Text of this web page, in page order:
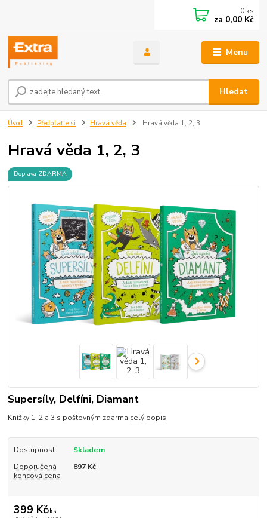
Menu
Hledat
0 ks
za 0,00 Kč
Úvod Předplaťte si Hravá věda Hravá věda 1, 2, 3
Hravá věda 1, 2, 3
Doprava ZDARMA
Supersíly, Delfíni, Diamant
Knížky 1, 2 a 3 s poštovným zdarma celý popis
Dostupnost
Skladem
Doporučená
koncová cena
897 Kč
399 Kč/ks